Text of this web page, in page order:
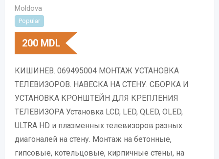
Moldova
Popular
200 MDL
КИШИНЕВ. 069495004 МОНТАЖ УСТАНОВКА
ТЕЛЕВИЗОРОВ. НАВЕСКА НА СТЕНУ. СБОРКА И
УСТАНОВКА КРОНШТЕЙН ДЛЯ КРЕПЛЕНИЯ
ТЕЛЕВИЗОРА Установка LCD, LED, QLED, OLED,
ULTRA HD и плазменных телевизоров разных
диагоналей на стену. Монтаж на бетонные,
гипсовые, котельцовые, кирпичные стены, на